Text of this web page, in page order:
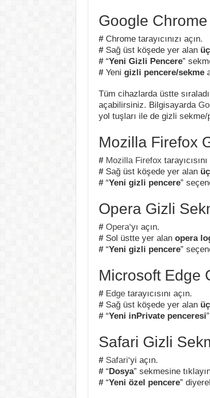
Google
#Chrome tarayıcınızı açın.
#Sağ üst köşede yer alan
#“Yeni Gizli Pencere”
#Yeni gizli pencere/sekme
Tüm cihazlarda üstte
açabilirsiniz. Bilgisayarda
yol tuşları ile de gizli
Mozilla Firefox
# Mozilla Firefox
#Sağ üst köşede yer alan
#“Yeni gizli pencere”
Opera Gizli
# Opera‘yı açın.
#Sol üstte yer alan opera
#“Yeni gizli pencere”
Microsoft Edge
# Edgetarayıcısını açın.
#Sağ üst köşede yer alan
#“Yeni inPrivate penceresi
Safari Gizli
# Safari‘yi açın.
#“Dosya” sekmesine
#“Yeni özel pencere”